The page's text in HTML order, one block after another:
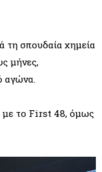
τη σπουδαία χημεία
μήνες,
αγώνα.
με το First 48, όμως